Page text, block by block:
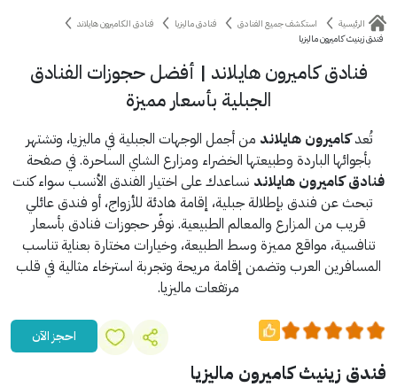
الرئيسية استكشف جميع الفنادق فنادق ماليزيا
فنادق الكاميرون هايلاند
فندق زينيث كاميرون ماليزيا
فنادق كاميرون هايلاند | أفضل حجوزات الفنادق
الجبلية بأسعار مميزة
تُعدكاميرون هايلاند من أجمل الوجهات الجبلية في ماليزيا، وتشتهر
بأجوائها الباردة وطبيعتها الخضراء ومزارع الشاي الساحرة. في صفحة
فنادق كاميرون هايلاند نساعدك على اختيار الفندق الأنسب سواء كنت
تبحث عن فندق بإطلالة جبلية، إقامة هادئة للأزواج، أو فندق عائلي
قريب من المزارع والمعالم الطبيعية. نوفّر حجوزات فنادق بأسعار
تنافسية، مواقع مميزة وسط الطبيعة، وخيارات مختارة بعناية تناسب
المسافرين العرب وتضمن إقامة مريحة وتجربة استرخاء مثالية في قلب
مرتفعات ماليزيا.
احجز الآن
فندق زينيث كاميرون ماليزيا